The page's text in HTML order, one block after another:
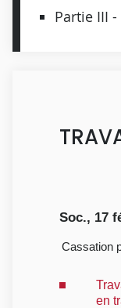
Partie III
Soc., 17
Cassation
en